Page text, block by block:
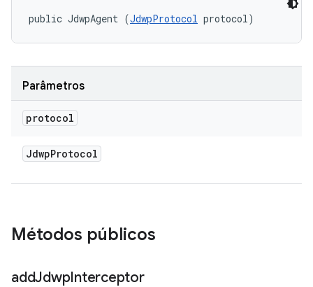
public JdwpAgent (JdwpProtocol protocol)
Parâmetros
protocol
JdwpProtocol
Métodos públicos
addJdwpInterceptor